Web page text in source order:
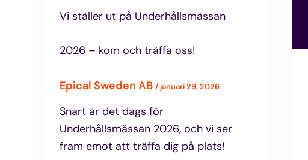
Vi ställer ut på Underhållsmässan
2026 – kom och träffa oss!​
Epical Sweden AB /januari 29, 2026
Snart är det dags för
Underhållsmässan 2026, och vi ser
fram emot att träffa dig på plats!